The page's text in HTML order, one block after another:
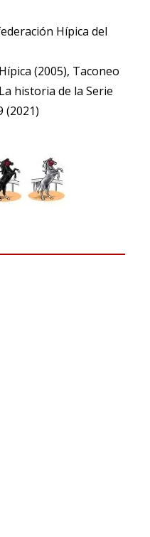
Hípica del
(2005), Taconeo
historia de la Serie
(2021)